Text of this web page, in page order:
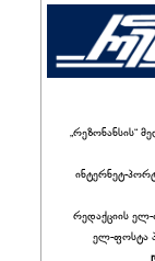
„რეზონანსის“
ინტერნეტ-
რედაქციის
ელ-ფოსტა